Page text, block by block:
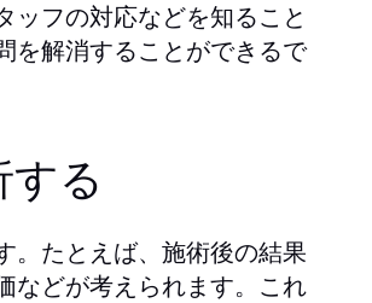
ッフの対応などを知ること
を解消することができるで
する
。たとえば、施術後の結果
などが考えられます。これ